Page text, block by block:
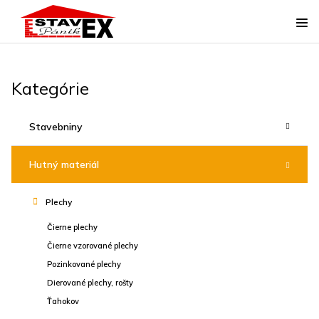
Kategórie
Stavebniny
Hutný materiál
Plechy
Čierne plechy
Čierne vzorované plechy
Pozinkované plechy
Dierované plechy, rošty
Ťahokov